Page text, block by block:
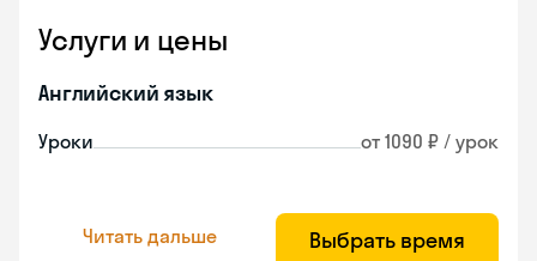
Услуги и цены
Английский язык
Уроки от 1090 ₽ / урок
Читать дальше Выбрать время